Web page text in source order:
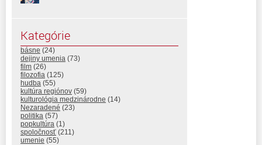
Kategórie
básne (24)
dejiny umenia (73)
film (26)
filozofia (125)
hudba (55)
kultúra regiónov (59)
kulturológia medzinárodne (14)
Nezaradené (23)
politika (57)
popkultúra (1)
spoločnosť (211)
umenie (55)